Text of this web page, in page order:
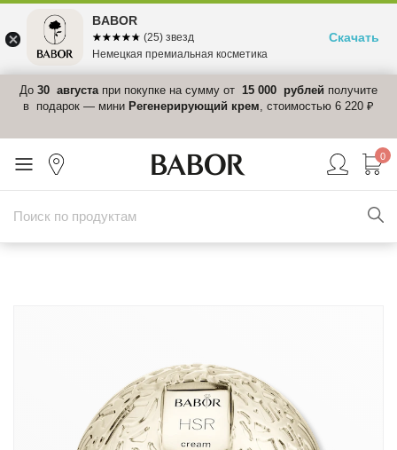
До 30 августапри покупке на сумму от 15 000 рублей получите
в подарок — мини Регенерирующий крем, стоимостью 6 220 ₽
0
BABOR
☆☆☆☆☆
★★★★★ (25) звезд
Немецкая премиальная косметика
Скачать